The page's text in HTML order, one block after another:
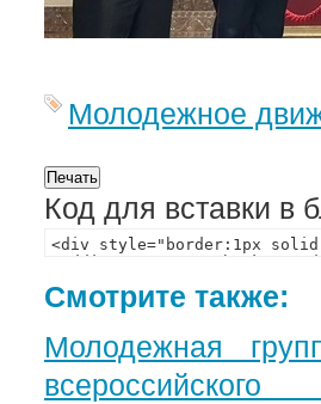
Молодежное
Код для вставки в
Смотрите также:
Молодежная